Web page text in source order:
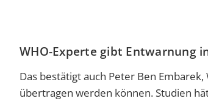
WHO-Experte gibt Entwarnung
Das bestätigt auch Peter Ben
übertragen werden können. Studien